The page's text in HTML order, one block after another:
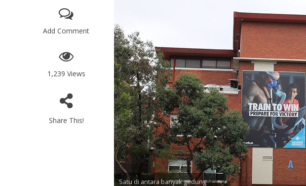
Add Comment
1,239 Views
Share This!
Satu di antara banyak gedung